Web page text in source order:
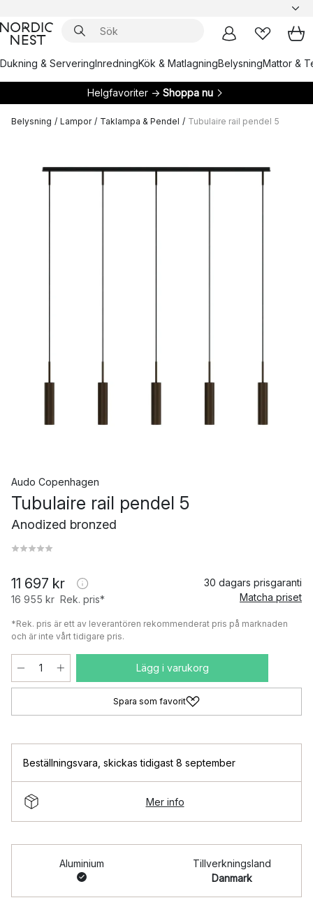
Dukning & ServeringInredningKök & MatlagningBelysningMattor &
Helgfavoriter → Shoppa nu
Belysning / Lampor / Taklampa & Pendel / Tubulaire rail pendel 5
Audo Copenhagen
Tubulaire rail pendel 5
Anodized bronzed
11 697 kr
16 955 kr Rek. pris*
30 dagars prisgaranti
Matcha priset
*Rek. pris är ett av leverantören rekommenderat pris på marknaden
och är inte vårt tidigare pris.
Lägg i varukorg
Spara som favorit
Beställningsvara skickas tidigast 8 september
Mer info
Aluminium
Tillverkningsland
Danmark